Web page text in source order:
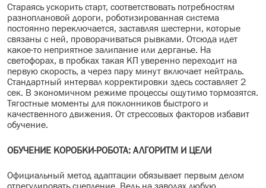
Стараясь ускорить старт, соответствовать потребностям
разноплановой дороги, роботизированная система
постоянно переключается, заставляя шестерни, которые
связаны с ней, проворачиваться рывками. Отсюда идет
какое-то неприятное залипание или дерганье. На
светофорах, в пробках такая КП уверенно переходит на
первую скорость, а через пару минут включает нейтраль.
Стандартный интервал корректировки здесь составляет 2
сек. В экономичном режиме процессы ощутимо тормозятся.
Тягостные моменты для поклонников быстрого и
качественного движения. От стрессовых факторов избавит
обучение.
ОБУЧЕНИЕ КОРОБКИ-РОБОТА: АЛГОРИТМ И ЦЕЛИ
Официальный метод адаптации обязывает первым делом
отрегулировать сцепление. Ведь на заводах любую